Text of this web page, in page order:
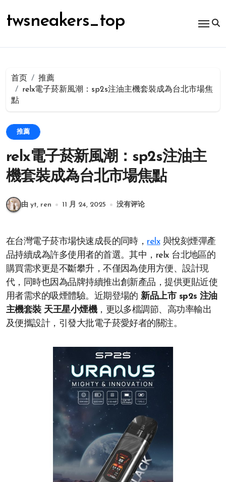
容
twsneakers_top
首页
推薦
relx電子菸新風潮：sp2s注油主機套裝成為台北市場焦
點
推薦
relx電子菸新風潮：sp2s注油主
機套裝成為台北市場焦點
由 yt, ren 11 月 24, 2025 没有评论
在台灣電子菸市場快速成長的同時， relx與悅刻煙彈產
品持續成為許多使用者的首選。其中，relx 台北地區的
購買需求更是不斷攀升，不僅因為使用方便、設計現
代，同時也因為品牌持續推出創新產品，提供更貼近使
用者需求的吸煙體驗。近期登場的新品上市 sp2s 注油
主機套裝 天王星小煙機，更以多檔調節、高功率輸出
及便攜設計，引發大批電子菸愛好者的關注。